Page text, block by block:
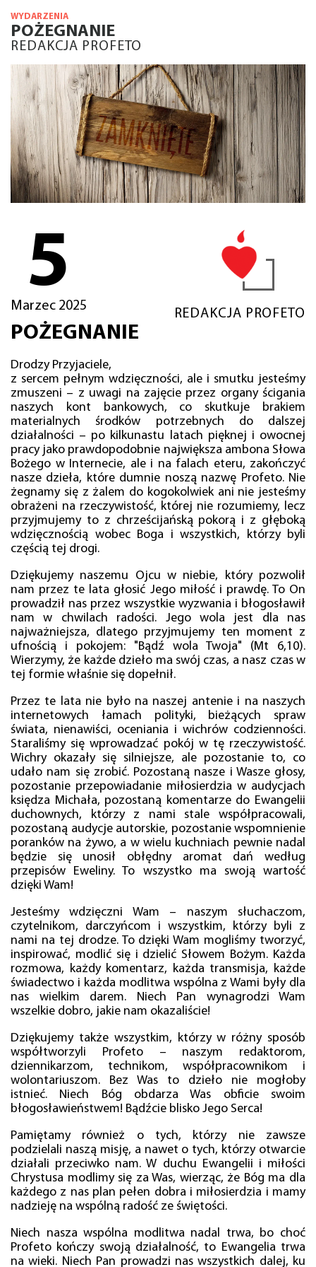
WYDARZENIA
POŻEGNANIE
REDAKCJA PROFETO
5
Marzec 2025
REDAKCJA PROFETO
POŻEGNANIE
Drodzy Przyjaciele,
z sercem pełnym wdzięczności, ale i smutku jesteśmy
zmuszeni – z uwagi na zajęcie przez organy ścigania
naszych kont bankowych, co skutkuje brakiem
materialnych środków potrzebnych do dalszej
działalności – po kilkunastu latach pięknej i owocnej
pracy jako prawdopodobnie największa ambona Słowa
Bożego w Internecie, ale i na falach eteru, zakończyć
nasze dzieła, które dumnie noszą nazwę Profeto. Nie
żegnamy się z żalem do kogokolwiek ani nie jesteśmy
obrażeni na rzeczywistość, której nie rozumiemy, lecz
przyjmujemy to z chrześcijańską pokorą i z głęboką
wdzięcznością wobec Boga i wszystkich, którzy byli
częścią tej drogi.
Dziękujemy naszemu Ojcu w niebie, który pozwolił
nam przez te lata głosić Jego miłość i prawdę. To On
prowadził nas przez wszystkie wyzwania i błogosławił
nam w chwilach radości. Jego wola jest dla nas
najważniejsza, dlatego przyjmujemy ten moment z
ufnością i pokojem: "Bądź wola Twoja" (Mt 6,10).
Wierzymy, że każde dzieło ma swój czas, a nasz czas w
tej formie właśnie się dopełnił.
Przez te lata nie było na naszej antenie i na naszych
internetowych łamach polityki, bieżących spraw
świata, nienawiści, oceniania i wichrów codzienności.
Staraliśmy się wprowadzać pokój w tę rzeczywistość.
Wichry okazały się silniejsze, ale pozostanie to, co
udało nam się zrobić. Pozostaną nasze i Wasze głosy,
pozostanie przepowiadanie miłosierdzia w audycjach
księdza Michała, pozostaną komentarze do Ewangelii
duchownych, którzy z nami stale współpracowali,
pozostaną audycje autorskie, pozostanie wspomnienie
poranków na żywo, a w wielu kuchniach pewnie nadal
będzie się unosił obłędny aromat dań według
przepisów Eweliny. To wszystko ma swoją wartość
dzięki Wam!
Jesteśmy wdzięczni Wam – naszym słuchaczom,
czytelnikom, darczyńcom i wszystkim, którzy byli z
nami na tej drodze. To dzięki Wam mogliśmy tworzyć,
inspirować, modlić się i dzielić Słowem Bożym. Każda
rozmowa, każdy komentarz, każda transmisja, każde
świadectwo i każda modlitwa wspólna z Wami były dla
nas wielkim darem. Niech Pan wynagrodzi Wam
wszelkie dobro, jakie nam okazaliście!
Dziękujemy także wszystkim, którzy w różny sposób
współtworzyli Profeto – naszym redaktorom,
dziennikarzom, technikom, współpracownikom i
wolontariuszom. Bez Was to dzieło nie mogłoby
istnieć. Niech Bóg obdarza Was obficie swoim
błogosławieństwem! Bądźcie blisko Jego Serca!
Pamiętamy również o tych, którzy nie zawsze
podzielali naszą misję, a nawet o tych, którzy otwarcie
działali przeciwko nam. W duchu Ewangelii i miłości
Chrystusa modlimy się za Was, wierząc, że Bóg ma dla
każdego z nas plan pełen dobra i miłosierdzia i mamy
nadzieję na wspólną radość ze świętości.
Niech nasza wspólna modlitwa nadal trwa, bo choć
Profeto kończy swoją działalność, to Ewangelia trwa
na wieki. Niech Pan prowadzi nas wszystkich dalej, ku